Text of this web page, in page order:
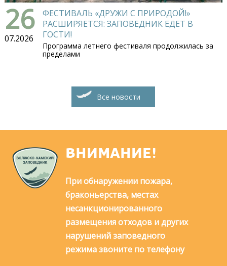
26
07.2026
ФЕСТИВАЛЬ «ДРУЖИ С ПРИРОДОЙ!»
РАСШИРЯЕТСЯ: ЗАПОВЕДНИК ЕДЕТ В
ГОСТИ!
Программа летнего фестиваля продолжилась за
пределами
Все новости
ВНИМАНИЕ!
При обнаружении пожара,
браконьерства, местах
несанкционированного
размещения отходов и других
нарушений заповедного
режима звоните по телефону